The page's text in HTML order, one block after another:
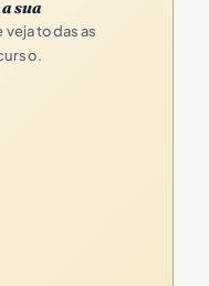
sua
veja todas as